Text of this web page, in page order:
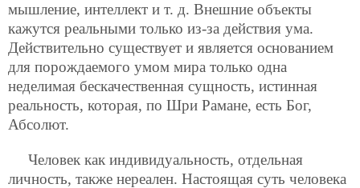
мышление, интеллект и т. д. Внешние объекты
кажутся реальными только из-за действия ума.
Действительно существует и является основанием
для порождаемого умом мира только одна
неделимая бескачественная сущность, истинная
реальность, которая, по Шри Рамане, есть Бог,
Абсолют.
Человек как индивидуальность, отдельная
личность, также нереален. Настоящая суть человека